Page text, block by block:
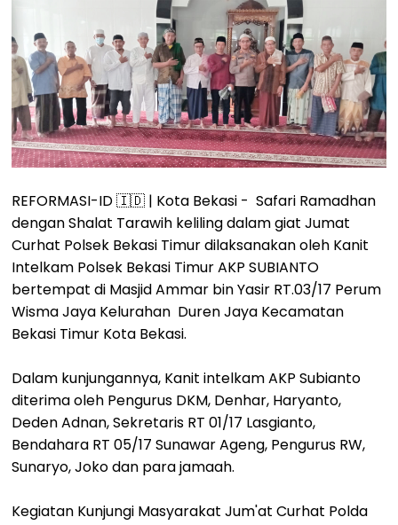
REFORMASI-ID 🇮🇩 | Kota Bekasi - Safari Ramadhan
dengan Shalat Tarawih keliling dalam giat Jumat
Curhat Polsek Bekasi Timur dilaksanakan oleh Kanit
Intelkam Polsek Bekasi Timur AKP SUBIANTO
bertempat di Masjid Ammar bin Yasir RT.03/17 Perum
Wisma Jaya Kelurahan Duren Jaya Kecamatan
Bekasi Timur Kota Bekasi.
Dalam kunjungannya, Kanit intelkam AKP Subianto
diterima oleh Pengurus DKM, Denhar, Haryanto,
Deden Adnan, Sekretaris RT 01/17 Lasgianto,
Bendahara RT 05/17 Sunawar Ageng, Pengurus RW,
Sunaryo, Joko dan para jamaah.
Kegiatan Kunjungi Masyarakat Jum'at Curhat Polda